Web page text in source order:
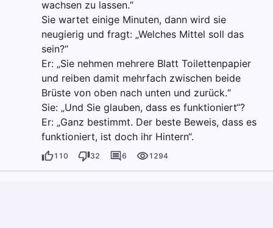
wachsen zu lassen.“
Sie wartet einige Minuten, dann wird sie
neugierig und fragt: „Welches Mittel soll das
sein?“
Er: „Sie nehmen mehrere Blatt Toilettenpapier
und reiben damit mehrfach zwischen beide
Brüste von oben nach unten und zurück.“
Sie: „Und Sie glauben, dass es funktioniert“?
Er: „Ganz bestimmt. Der beste Beweis, dass es
funktioniert, ist doch ihr Hintern“.
110 32 6 1294